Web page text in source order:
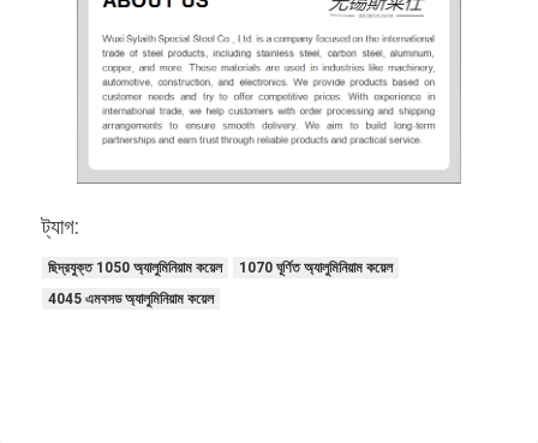
ট্যাগ:
ছিদ্রযুক্ত 1050 অ্যালুমিনিয়াম কয়েল
1070 ঘূর্ণিত অ্যালুমিনিয়াম কয়েল
4045 এমবসড অ্যালুমিনিয়াম কয়েল